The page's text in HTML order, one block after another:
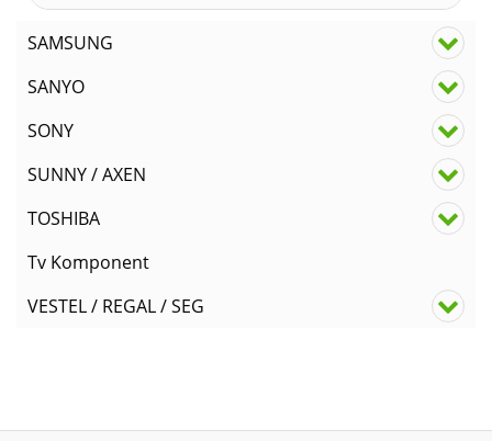
SAMSUNG
SANYO
SONY
SUNNY / AXEN
TOSHIBA
Tv Komponent
VESTEL / REGAL / SEG